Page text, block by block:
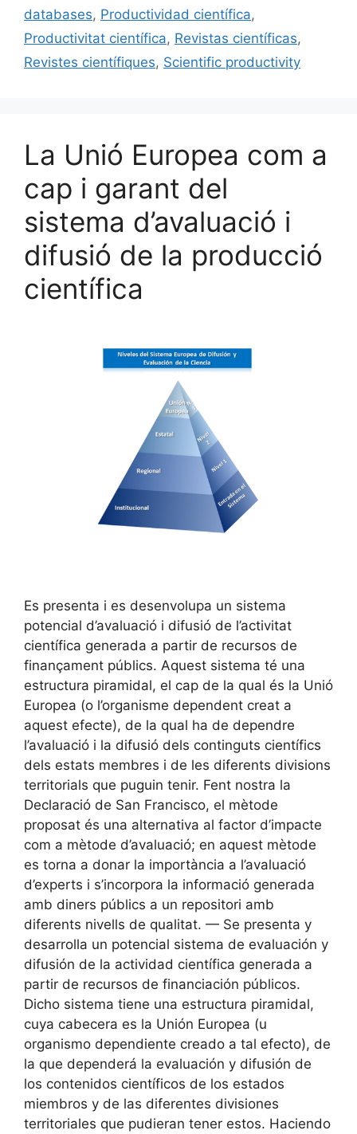
databases, Productividad científica,
Productivitat científica, Revistas científicas,
Revistes científiques, Scientific productivity
La Unió Europea com a
cap i garant del
sistema d’avaluació i
difusió de la producció
científica
Es presenta i es desenvolupa un sistema
potencial d’avaluació i difusió de l’activitat
científica generada a partir de recursos de
finançament públics. Aquest sistema té una
estructura piramidal, el cap de la qual és la Unió
Europea (o l’organisme dependent creat a
aquest efecte), de la qual ha de dependre
l’avaluació i la difusió dels continguts científics
dels estats membres i de les diferents divisions
territorials que puguin tenir. Fent nostra la
Declaració de San Francisco, el mètode
proposat és una alternativa al factor d’impacte
com a mètode d’avaluació; en aquest mètode
es torna a donar la importància a l’avaluació
d’experts i s’incorpora la informació generada
amb diners públics a un repositori amb
diferents nivells de qualitat. — Se presenta y
desarrolla un potencial sistema de evaluación y
difusión de la actividad científica generada a
partir de recursos de financiación públicos.
Dicho sistema tiene una estructura piramidal,
cuya cabecera es la Unión Europea (u
organismo dependiente creado a tal efecto), de
la que dependerá la evaluación y difusión de
los contenidos científicos de los estados
miembros y de las diferentes divisiones
territoriales que pudieran tener estos. Haciendo